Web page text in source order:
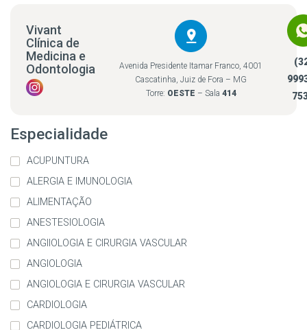
Vivant
Clínica de
Medicina e
Odontologia
Avenida Presidente Itamar Franco, 4001
Cascatinha, Juiz de Fora – MG
Torre: OESTE – Sala 414
Especialidade
ACUPUNTURA
ALERGIA E IMUNOLOGIA
ALIMENTAÇÃO
ANESTESIOLOGIA
ANGIIOLOGIA E CIRURGIA VASCULAR
ANGIOLOGIA
ANGIOLOGIA E CIRURGIA VASCULAR
CARDIOLOGIA
CARDIOLOGIA PEDIÁTRICA